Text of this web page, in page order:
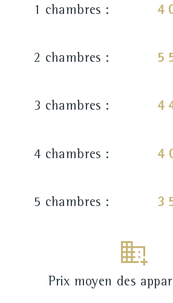
1 chambres : 4
2 chambres : 5
3 chambres : 4
4 chambres : 4
5 chambres : 3
Prix moyen des